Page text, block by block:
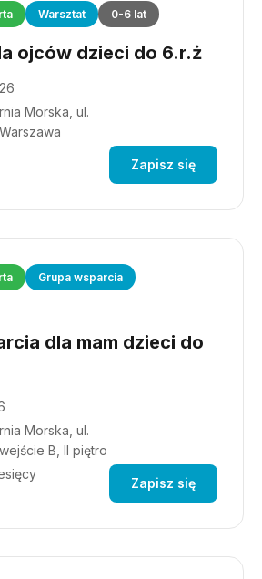
Warsztat 0-6 lat
ojców dzieci do 6.r.ż
Morska, ul.
Zapisz się
Grupa wsparcia
dla mam dzieci do
Morska, ul.
B, II piętro
Zapisz się